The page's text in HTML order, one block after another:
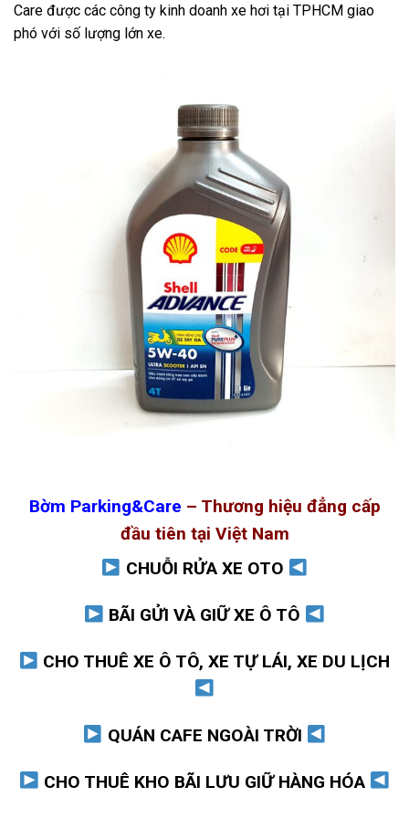
Care được các công ty kinh doanh xe hơi tại TPHCM giao
phó với số lượng lớn xe.
Bờm Parking&Care – Thương hiệu đẳng cấp
đầu tiên tại Việt Nam
CHUỖI RỬA XE OTO
BÃI GỬI VÀ GIỮ XE Ô TÔ
CHO THUÊ XE Ô TÔ, XE TỰ LÁI, XE DU LỊCH
QUÁN CAFE NGOÀI TRỜI
CHO THUÊ KHO BÃI LƯU GIỮ HÀNG HÓA